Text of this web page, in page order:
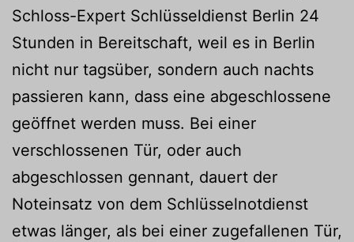
Schloss-Expert Schlüsseldienst Berlin 24
Stunden in Bereitschaft, weil es in Berlin
nicht nur tagsüber, sondern auch nachts
passieren kann, dass eine abgeschlossene
geöffnet werden muss. Bei einer
verschlossenen Tür, oder auch
abgeschlossen gennant, dauert der
Noteinsatz von dem Schlüsselnotdienst
etwas länger, als bei einer zugefallenen Tür,